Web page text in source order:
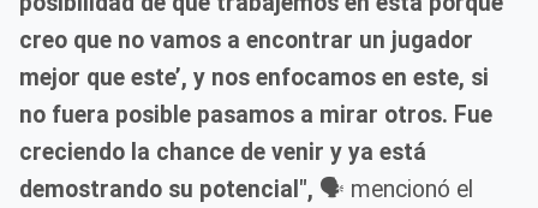
creo que no vamos a encontrar un jugador
mejor que este’, y nos enfocamos en este, si
no fuera posible pasamos a mirar otros. Fue
creciendo la chance de venir y ya está
demostrando su potencial", 🗣️ mencionó el